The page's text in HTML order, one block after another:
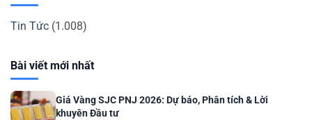
Tin Tức (1.008)
Bài viết mới nhất
Giá Vàng SJC PNJ 2026: Dự báo, Phân tích & Lời
khuyên Đầu tư